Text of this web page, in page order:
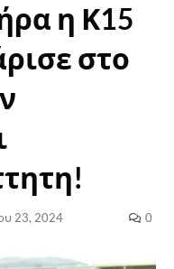
η Κ15
στο
23, 2024 0